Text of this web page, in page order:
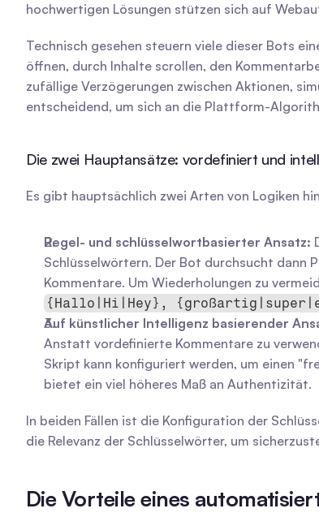
hochwertigen Lösungen stützen sich auf
Technisch gesehen steuern viele dieser Bots
öffnen, durch Inhalte scrollen, den
zufällige Verzögerungen zwischen Aktionen,
entscheidend, um sich an die Plattform-
Die zwei Hauptansätze: vordefiniert und
Es gibt hauptsächlich zwei Arten von Logiken
Regel- und schlüsselwortbasierter Ansatz:
Schlüsselwörtern. Der Bot durchsucht dann
Kommentare. Um Wiederholungen zu
{Hallo|Hi|Hey},
Auf künstlicher Intelligenz basierender
Anstatt vordefinierte Kommentare zu
Skript kann konfiguriert werden, um einen
bietet ein viel höheres Maß an Authentizität.
In beiden Fällen ist die Konfiguration der
die Relevanz der Schlüsselwörter, um
Die Vorteile eines